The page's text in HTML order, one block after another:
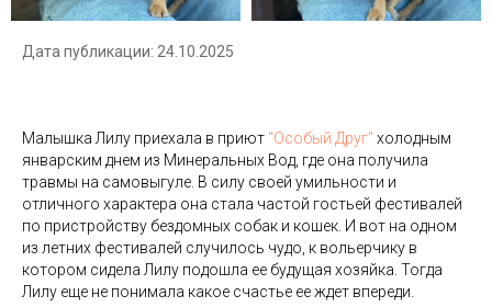
Дата публикации: 24.10.2025
Малышка Лилу приехала в приют "Особый Друг" холодным
январским днем из Минеральных Вод, где она получила
травмы на самовыгуле. В силу своей умильности и
отличного характера она стала частой гостьей фестивалей
по пристройству бездомных собак и кошек. И вот на одном
из летних фестивалей случилось чудо, к вольерчику в
котором сидела Лилу подошла ее будущая хозяйка. Тогда
Лилу еще не понимала какое счастье ее ждет впереди.